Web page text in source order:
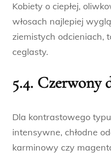
Kobiety o ciepłej,
włosach najlepiej
ziemistych odcieniach,
ceglasty.
5.4. Czerwony
Dla kontrastowego
intensywne, chłodne
karminowy czy